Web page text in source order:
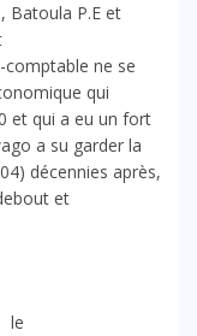
Batoula P.E et
comptable ne se
qui
et qui a eu un fort
a su garder la
décennies après,
et
le